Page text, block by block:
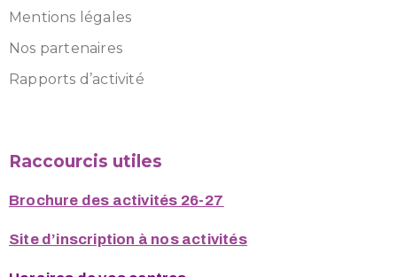
Mentions légales
Nos partenaires
Rapports d’activité
Raccourcis utiles
Brochure des activités 26-27
Site d’inscription à nos activités